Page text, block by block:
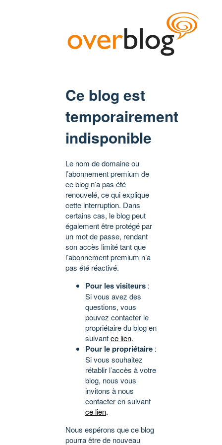
Ce blog est
temporairement
indisponible
Le nom de domaine ou
l’abonnement premium de
ce blog n’a pas été
renouvelé, ce qui explique
cette interruption. Dans
certains cas, le blog peut
également être protégé par
un mot de passe, rendant
son accès limité tant que
l’abonnement premium n’a
pas été réactivé.
Pour les visiteurs :
Si vous avez des
questions, vous
pouvez contacter le
propriétaire du blog en
suivantce lien.
Pour le propriétaire :
Si vous souhaitez
rétablir l’accès à votre
blog, nous vous
invitons à nous
contacter en suivant
ce lien.
Nous espérons que ce blog
pourra être de nouveau